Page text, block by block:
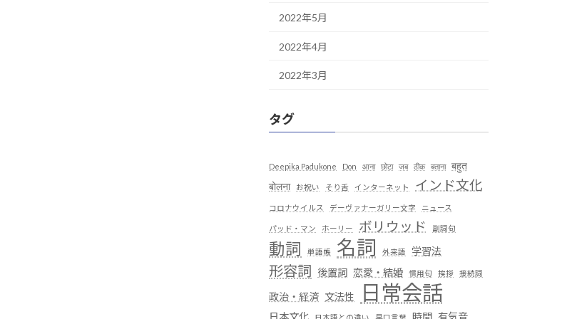
2022年5月
2022年4月
2022年3月
タグ
Deepika Padukone Don आना छोटा जब ठीक बताना
बहुत
बोलना
お祝い そり舌 インターネット インド文化
コロナウイルス デーヴァナーガリー文字 ニュース
パッド・マン ホーリー ボリウッド 副詞句
動詞 単語帳 名詞 外来語 学習法
形容詞 後置詞 恋愛・結婚 慣用句 挨拶 接続詞
政治・経済 文法性 日常会話
日本文化 時間 有気音